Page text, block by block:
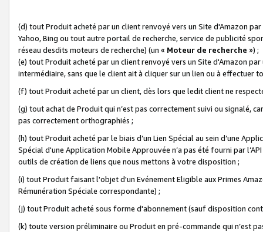
(d) tout Produit acheté par un client renvoyé vers un Site d'Amazon
Yahoo, Bing ou tout autre portail de recherche, service de publicité
réseau desdits moteurs de recherche) (un « Moteur de recherche ») ;
(e) tout Produit acheté par un client renvoyé vers un Site d'Amazon
intermédiaire, sans que le client ait à cliquer sur un lien ou à
(f) tout Produit acheté par un client, dès lors que ledit client ne
(g) tout achat de Produit qui n’est pas correctement suivi ou signalé,
pas correctement orthographiés ;
(h) tout Produit acheté par le biais d’un Lien Spécial au sein d’une
Spécial d'une Application Mobile Approuvée n’a pas été fourni par
outils de création de liens que nous mettons à votre disposition ;
(i) tout Produit faisant l'objet d'un Evénement Eligible aux Primes
Rémunération Spéciale correspondante) ;
(j) tout Produit acheté sous forme d'abonnement (sauf disposition
(k) toute version préliminaire ou Produit en pré-commande qui n’est